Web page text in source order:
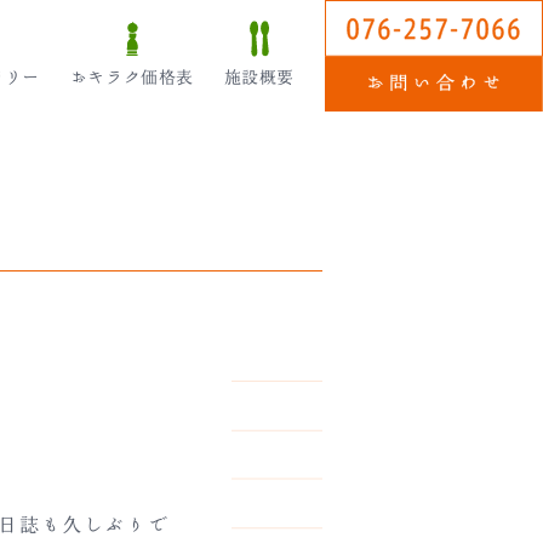
ー おキラク価格表 施設概要
誌も久しぶりで